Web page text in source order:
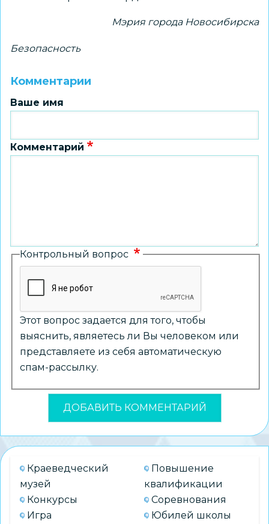
Мэрия города Новосибирска
Безопасность
Комментарии
Ваше имя
Комментарий
Контрольный вопрос
Этот вопрос задается для того, чтобы
выяснить, являетесь ли Вы человеком или
представляете из себя автоматическую
спам-рассылку.
Краеведческий
музей
Конкурсы
Игра
Повышение
квалификации
Соревнования
Юбилей школы